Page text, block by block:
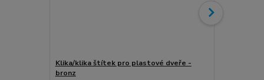
Klika/klika štítek pro plastové dveře -
bronz